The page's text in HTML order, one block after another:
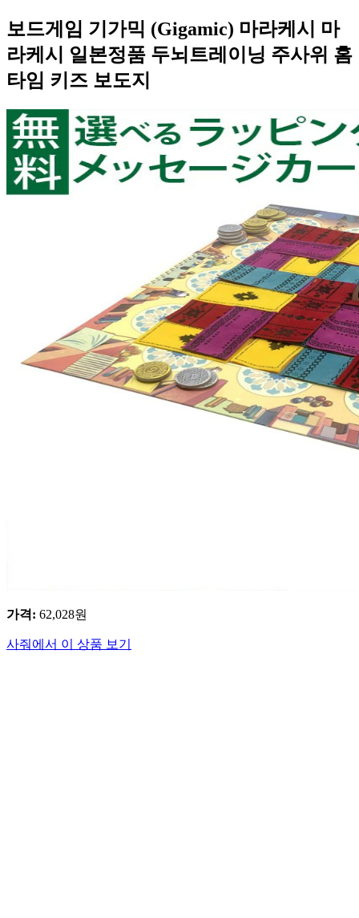
보드게임 기가믹 (Gigamic) 마라케시 마
라케시 일본정품 두뇌트레이닝 주사위 홈
타임 키즈 보도지
가격: 62,028원
사줘에서 이 상품 보기